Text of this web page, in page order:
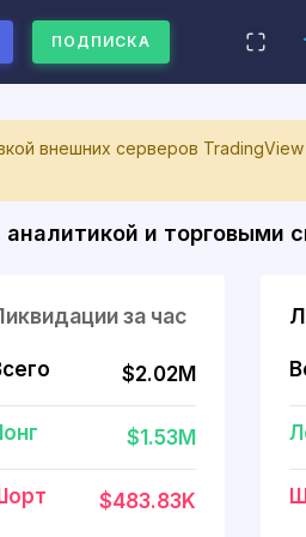
ПОДПИСКА
внешних серверов
и торговыми
за час
$2.02M
$1.53M
$483.83K